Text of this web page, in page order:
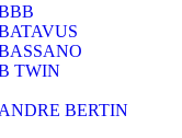
TWIN
BERTIN